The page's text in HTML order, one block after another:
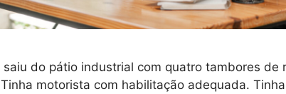
saiu do pátio industrial com quatro tambores de
motorista com habilitação adequada.